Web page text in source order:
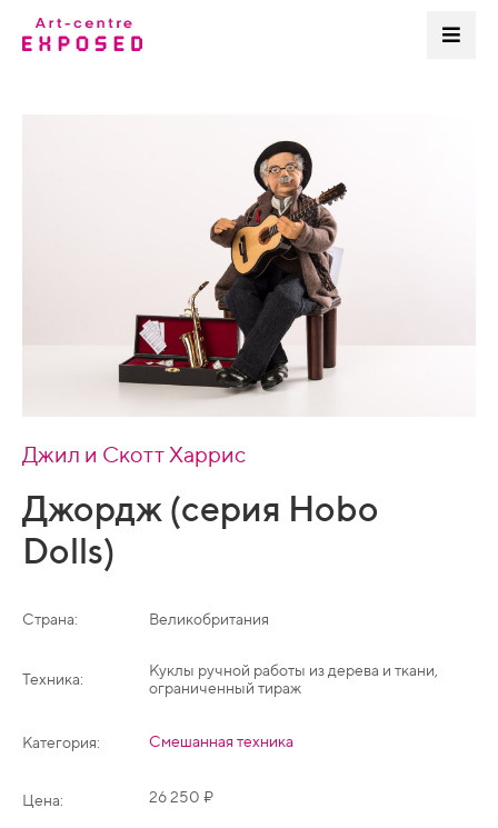
Джил и Скотт Харрис
Джордж (серия Hobo
Dolls)
Страна: Великобритания
Техника:
Куклы ручной работы из дерева и ткани,
ограниченный тираж
Категория: Смешанная техника
Цена: 26 250 ₽